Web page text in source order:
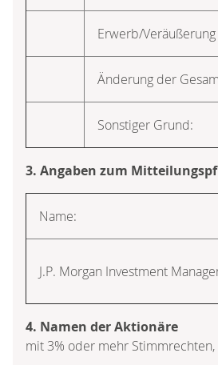
Erwerb/
Änderung der
Sonstiger Grund:
3. Angaben zum
Name:
J.P. Morgan Investment
4. Namen der Aktionäre
mit 3% oder mehr